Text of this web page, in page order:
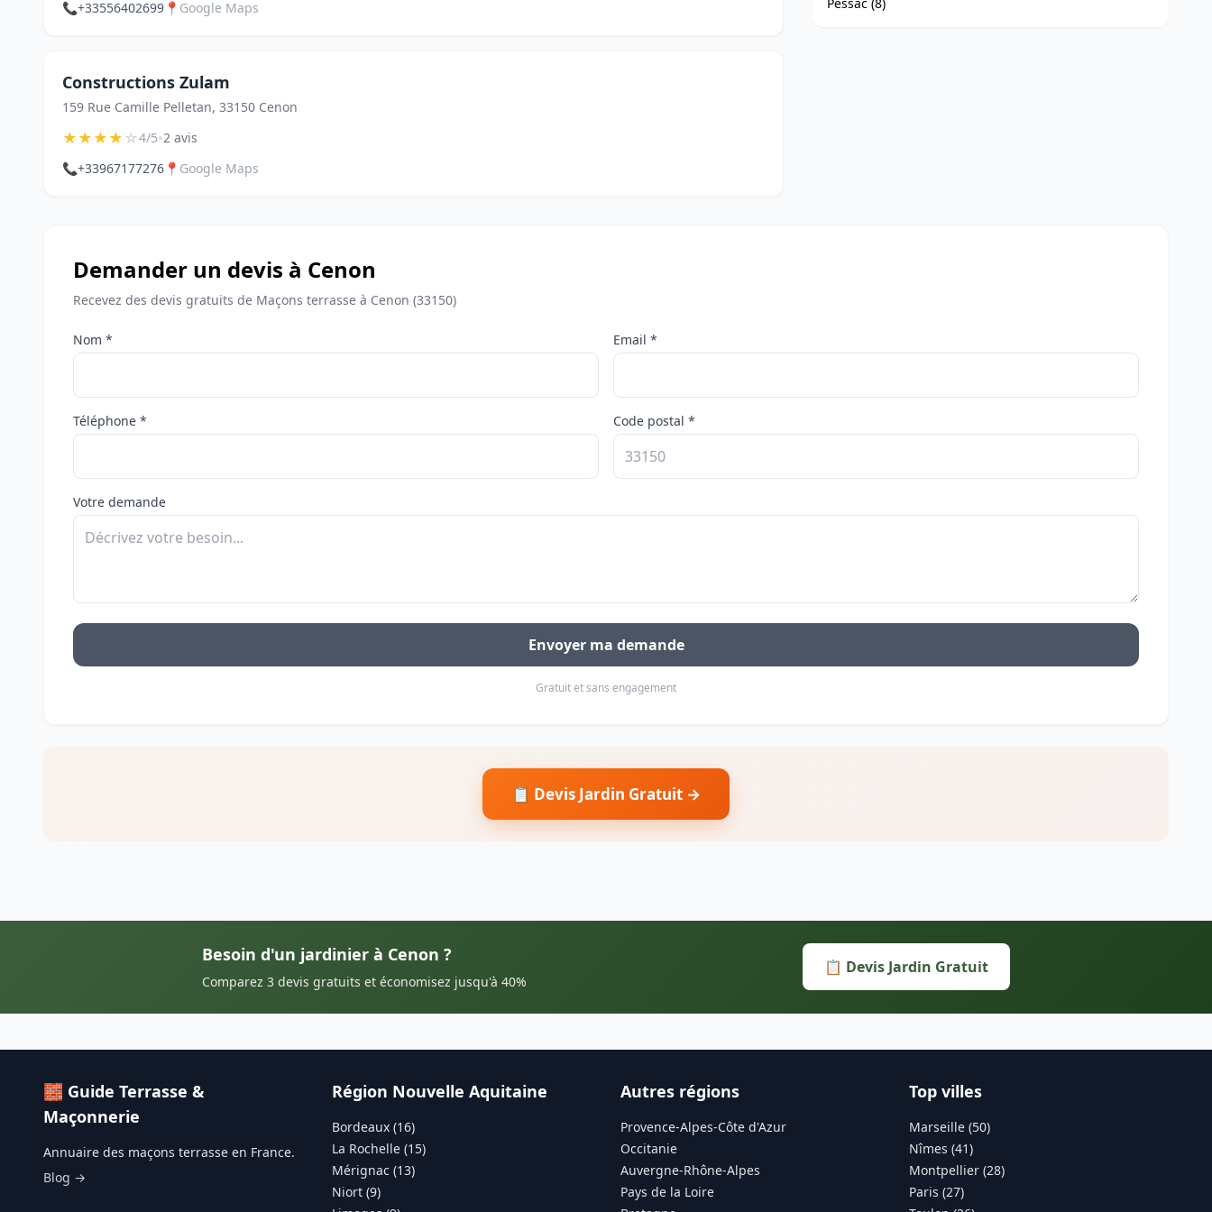
📞+33556402699 📍 Google Maps
Constructions Zulam
159 Rue Camille Pelletan, 33150 Cenon
★★★★☆4/5•2 avis
📞+33967177276 📍 Google Maps
Demander un devis à Cenon
Recevez des devis gratuits de Maçons terrasse à Cenon (33150)
Nom * Email *
Téléphone * Code postal *
Votre demande
Envoyer ma demande
Gratuit et sans engagement
📋 Devis Jardin Gratuit →
Besoin d'un jardinier à Cenon ?
Comparez 3 devis gratuits et économisez jusqu'à 40%
📋 Devis Jardin Gratuit
🧱 Guide Terrasse &
Maçonnerie
Annuaire des maçons terrasse en France.
Blog →
Région Nouvelle Aquitaine
Bordeaux (16)
La Rochelle (15)
Mérignac (13)
Niort (9)
Autres régions
Provence-Alpes-Côte d'Azur
Occitanie
Auvergne-Rhône-Alpes
Pays de la Loire
Top villes
Marseille (50)
Nîmes (41)
Montpellier (28)
Paris (27)